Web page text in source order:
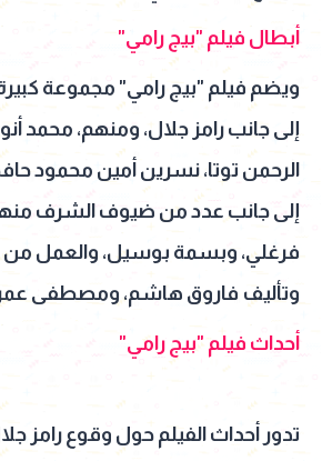
أبطال فيلم "بيج رامي"
ويضم فيلم "بيج رامي" مجموعة كبيرة
إلى جانب رامز جلال، ومنهم، محمد
الرحمن توتا، نسرين أمين محمود
إلى جانب عدد من ضيوف الشرف
فرغلي، وبسمة بوسيل، والعمل من
وتأليف فاروق هاشم، ومصطفى
أحداث فيلم "بيج رامي"
تدور أحداث الفيلم حول وقوع رامز